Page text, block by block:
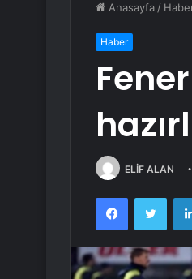
Anasayfa /
Haber
ELİF ALAN
Facebook